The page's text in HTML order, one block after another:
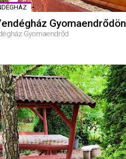
Gyomaendrődön
Gyomaendrőd